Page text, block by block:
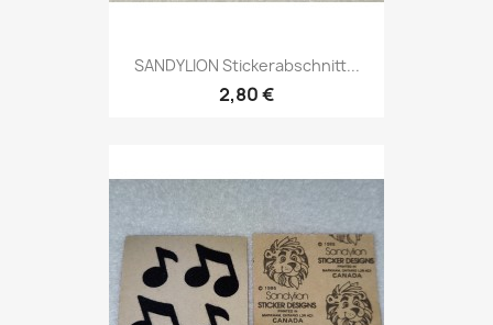
SANDYLION Stickerabschnitt...
2,80 €